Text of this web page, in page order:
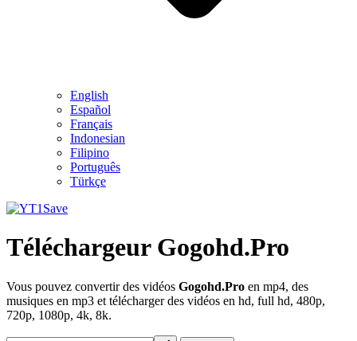
English
Español
Français
Indonesian
Filipino
Português
Türkçe
Téléchargeur Gogohd.Pro
Vous pouvez convertir des vidéos Gogohd.Pro en mp4, des
musiques en mp3 et télécharger des vidéos en hd, full hd, 480p,
720p, 1080p, 4k, 8k.